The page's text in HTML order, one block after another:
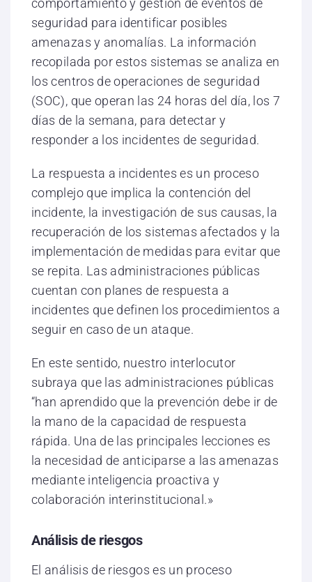
comportamiento y gestión de eventos de
seguridad para identificar posibles
amenazas y anomalías. La información
recopilada por estos sistemas se analiza en
los centros de operaciones de seguridad
(SOC), que operan las 24 horas del día, los 7
días de la semana, para detectar y
responder a los incidentes de seguridad.
La respuesta a incidentes es un proceso
complejo que implica la contención del
incidente, la investigación de sus causas, la
recuperación de los sistemas afectados y la
implementación de medidas para evitar que
se repita. Las administraciones públicas
cuentan con planes de respuesta a
incidentes que definen los procedimientos a
seguir en caso de un ataque.
En este sentido, nuestro interlocutor
subraya que las administraciones públicas
“han aprendido que la prevención debe ir de
la mano de la capacidad de respuesta
rápida. Una de las principales lecciones es
la necesidad de anticiparse a las amenazas
mediante inteligencia proactiva y
colaboración interinstitucional.»
Análisis de riesgos
El análisis de riesgos es un proceso